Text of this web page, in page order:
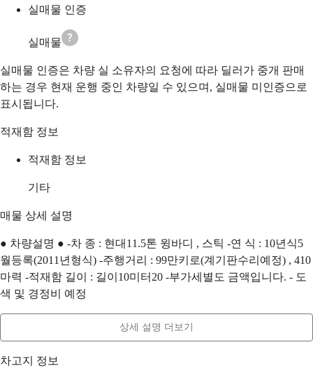
실매물 인증
실매물
실매물 인증은 차량 실 소유자의 요청에 따라 딜러가 중개 판매
하는 경우 현재 운행 중인 차량일 수 있으며, 실매물 미인증으로
표시됩니다.
적재함 정보
적재함 정보
기타
매물 상세 설명
● 차량설명 ● -차 종 : 현대11.5톤 윙바디 , 스틱 -연 식 : 10년식5
월등록(2011년형식) -주행거리 : 99만키로(계기판수리예정) , 410
마력 -적재함 길이 : 길이10미터20 -부가세별도 금액입니다. - 도
색 및 경정비 예정
상세 설명 더보기
차고지 정보